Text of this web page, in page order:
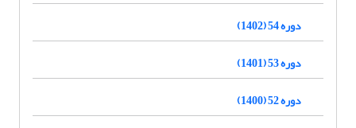
دوره 54 (1402)
دوره 53 (1401)
دوره 52 (1400)